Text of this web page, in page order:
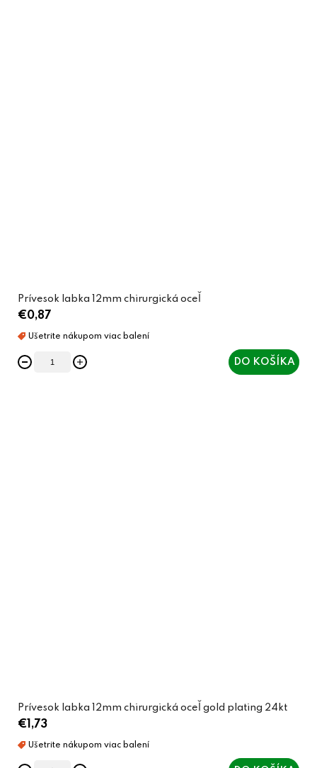
Prívesok labka 12mm chirurgická oceľ
€0,87
DO KOŠÍKA
Prívesok labka 12mm chirurgická oceľ gold plating 24kt
€1,73